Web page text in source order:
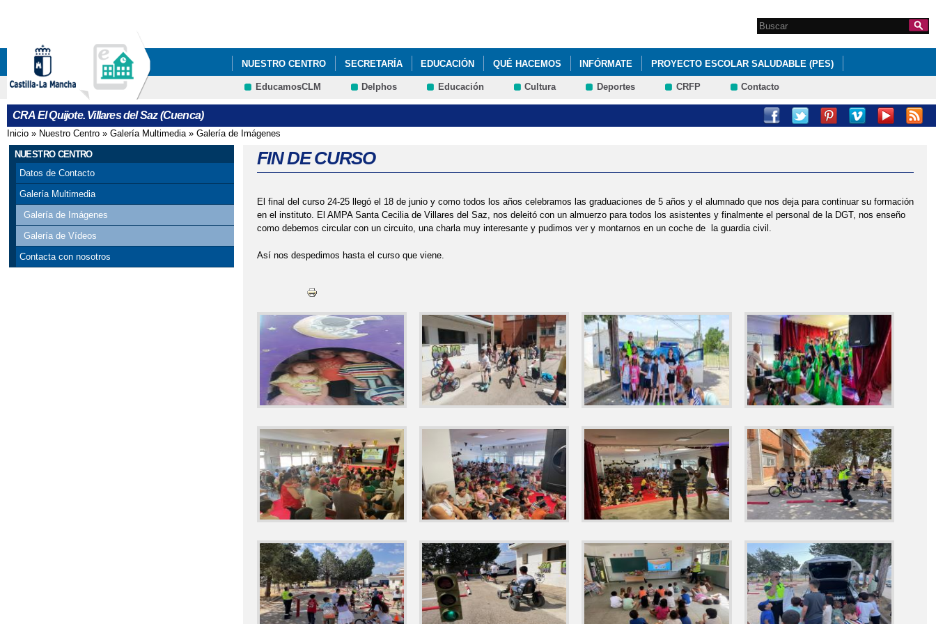
Formulario de
búsqueda
Search this site
NUESTRO CENTRO SECRETARÍA EDUCACIÓN QUÉ HACEMOS INFÓRMATE PROYECTO ESCOLAR SALUDABLE (PES)
PROYECTO ESCOLAR SALUDABLE (PES)
EducamosCLM Delphos Educación Cultura Deportes CRFP Contacto
CRA El Quijote. Villares del Saz (Cuenca)
Se encuentra usted aquí
Inicio » Nuestro Centro » Galería Multimedia» Galería de Imágenes
NUESTRO CENTRO
Datos de Contacto
Galería Multimedia
Galería de Imágenes
Galería de Vídeos
Contacta con nosotros
FIN DE CURSO
El final del curso 24-25 llegó el 18 de junio y como todos los años celebramos las graduaciones de 5 años y el alumnado que nos deja para continuar su formación
en el instituto. El AMPA Santa Cecilia de Villares del Saz, nos deleitó con un almuerzo para todos los asistentes y finalmente el personal de la DGT, nos enseño
como debemos circular con un circuito, una charla muy interesante y pudimos ver y montarnos en un coche de la guardia civil.
Así nos despedimos hasta el curso que viene.